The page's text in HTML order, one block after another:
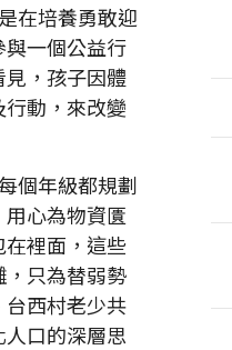
在培養勇敢迎
一個公益行
，孩子因體
動，來改變
個年級都規劃
心為物資匱
裡面，這些
只為替弱勢
西村老少共
口的深層思